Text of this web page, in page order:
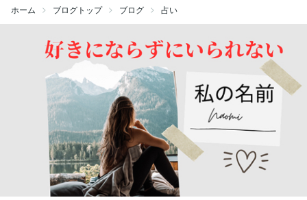
ホーム ブログトップ ブログ 占い